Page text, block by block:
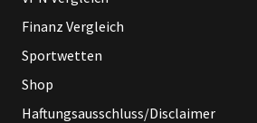
Finanz Vergleich
Sportwetten
Shop
Haftungsausschluss/Disclaimer